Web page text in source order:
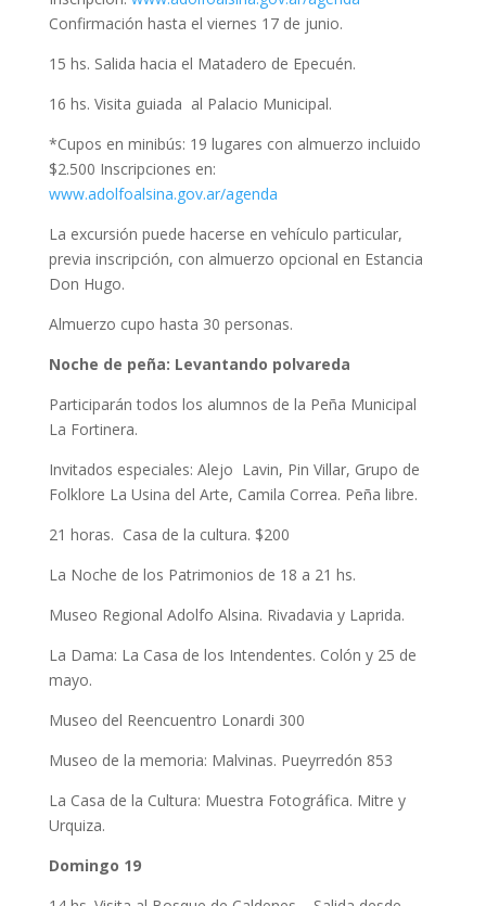
Confirmación hasta el viernes 17 de junio.
15 hs. Salida hacia el Matadero de Epecuén.
16 hs. Visita guiada al Palacio Municipal.
*Cupos en minibús: 19 lugares con almuerzo incluido
$2.500 Inscripciones en:
www.adolfoalsina.gov.ar/agenda
La excursión puede hacerse en vehículo particular,
previa inscripción, con almuerzo opcional en Estancia
Don Hugo.
Almuerzo cupo hasta 30 personas.
Noche de peña: Levantando polvareda
Participarán todos los alumnos de la Peña Municipal
La Fortinera.
Invitados especiales: Alejo Lavin, Pin Villar, Grupo de
Folklore La Usina del Arte, Camila Correa. Peña libre.
21 horas. Casa de la cultura. $200
La Noche de los Patrimonios de 18 a 21 hs.
Museo Regional Adolfo Alsina. Rivadavia y Laprida.
La Dama: La Casa de los Intendentes. Colón y 25 de
mayo.
Museo del Reencuentro Lonardi 300
Museo de la memoria: Malvinas. Pueyrredón 853
La Casa de la Cultura: Muestra Fotográfica. Mitre y
Urquiza.
Domingo 19